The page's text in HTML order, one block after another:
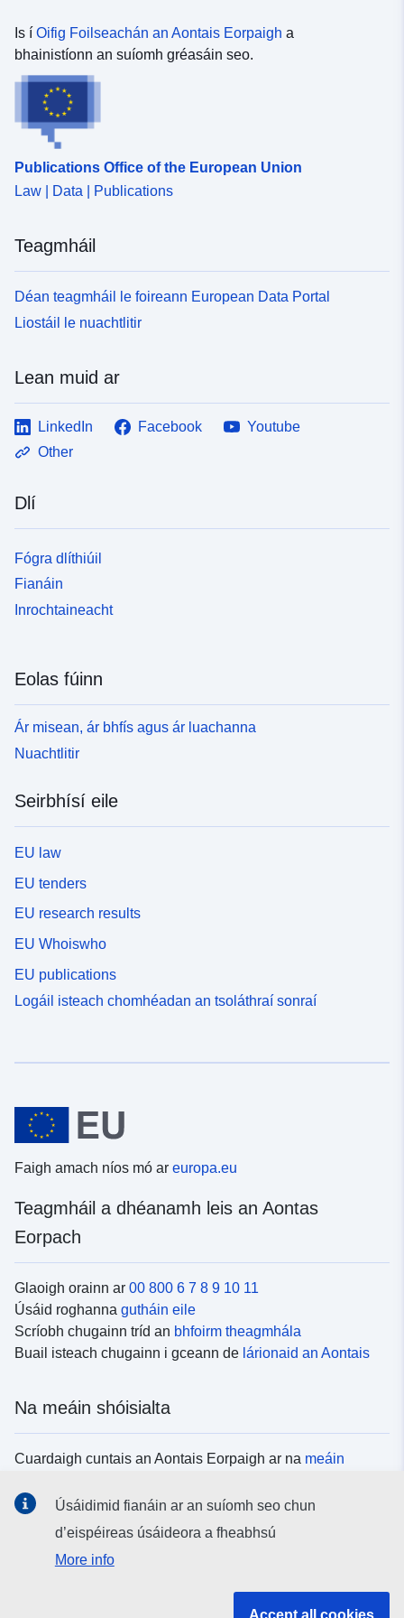
Is í Oifig Foilseachán an Aontais Eorpaigh a
bhainistíonn an suíomh gréasáin seo.
Publications Office of the European Union
Law | Data | Publications
Teagmháil
Déan teagmháil le foireann European Data Portal
Liostáil le nuachtlitir
Lean muid ar
LinkedIn Facebook
Youtube
Other
Dlí
Fógra dlíthiúil
Fianáin
Inrochtaineacht
Eolas fúinn
Ár misean, ár bhfís agus ár luachanna
Nuachtlitir
Seirbhísí eile
EU law
EU tenders
EU research results
EU Whoiswho
EU publications
Logáil isteach chomhéadan an tsoláthraí sonraí
Faigh amach níos mó ar europa.eu
Teagmháil a dhéanamh leis an Aontas
Eorpach
Glaoigh orainn ar 00 800 6 7 8 9 10 11
Úsáid roghanna gutháin eile
Scríobh chugainn tríd an bhfoirm theagmhála
Buail isteach chugainn i gceann de lárionaid an Aontais
Na meáin shóisialta
Cuardaigh cuntais an Aontais Eorpaigh ar na meáin
Úsáidimid fianáin ar an suíomh seo chun
d’eispéireas úsáideora a fheabhsú
More info
Accept all cookies